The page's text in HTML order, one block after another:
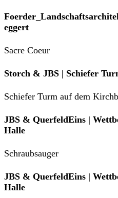
eggert
Sacre Coeur
Storch & JBS | Schiefer
Schiefer Turm auf dem
JBS & QuerfeldEins |
Halle
Schraubsauger
JBS & QuerfeldEins |
Halle